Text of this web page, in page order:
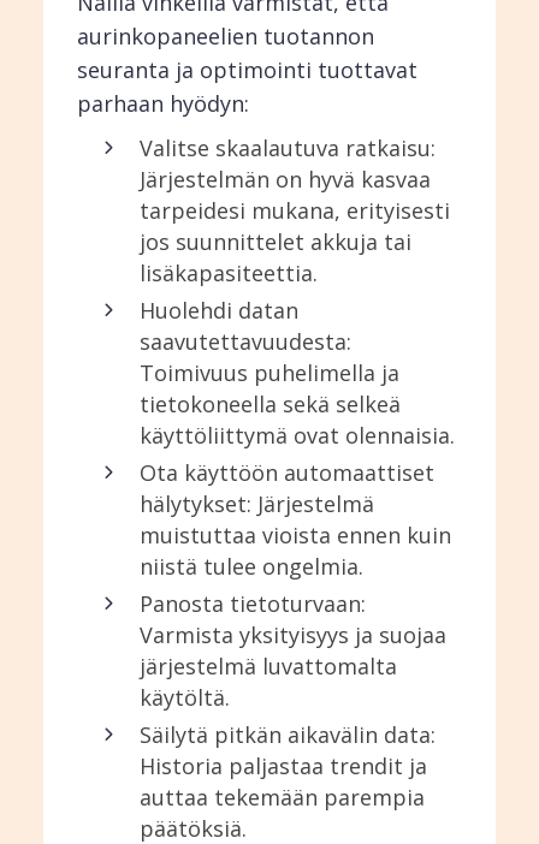
aurinkopaneelien tuotannon
seuranta ja optimointi tuottavat
parhaan hyödyn:
Valitse skaalautuva ratkaisu:
Järjestelmän on hyvä kasvaa
tarpeidesi mukana, erityisesti
jos suunnittelet akkuja tai
lisäkapasiteettia.
Huolehdi datan
saavutettavuudesta:
Toimivuus puhelimella ja
tietokoneella sekä selkeä
käyttöliittymä ovat olennaisia.
Ota käyttöön automaattiset
hälytykset: Järjestelmä
muistuttaa vioista ennen kuin
niistä tulee ongelmia.
Panosta tietoturvaan:
Varmista yksityisyys ja suojaa
järjestelmä luvattomalta
käytöltä.
Säilytä pitkän aikavälin data:
Historia paljastaa trendit ja
auttaa tekemään parempia
päätöksiä.